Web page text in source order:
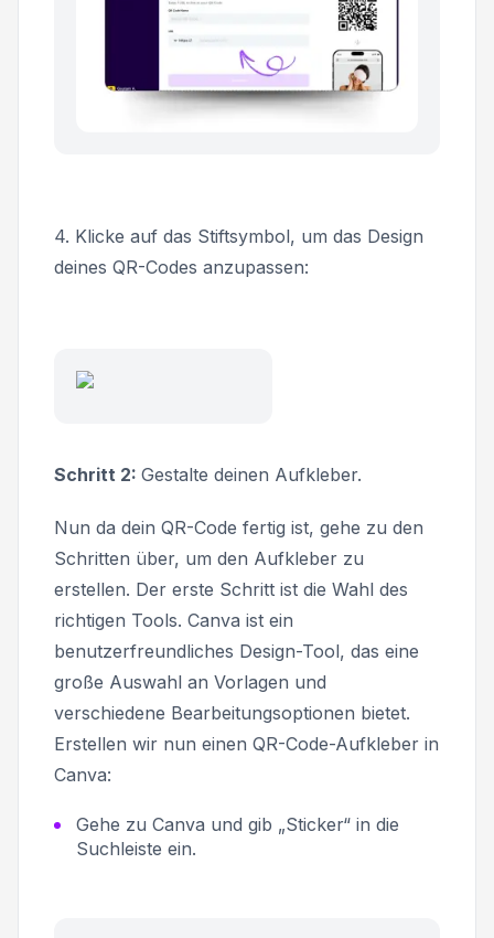
4. Klicke auf das Stiftsymbol, um das Design
deines QR-Codes anzupassen:
Schritt 2: Gestalte deinen Aufkleber.
Nun da dein QR-Code fertig ist, gehe zu den
Schritten über, um den Aufkleber zu
erstellen. Der erste Schritt ist die Wahl des
richtigen Tools. Canva ist ein
benutzerfreundliches Design-Tool, das eine
große Auswahl an Vorlagen und
verschiedene Bearbeitungsoptionen bietet.
Erstellen wir nun einen QR-Code-Aufkleber in
Canva:
Gehe zu Canva und gib „Sticker“ in die
Suchleiste ein.